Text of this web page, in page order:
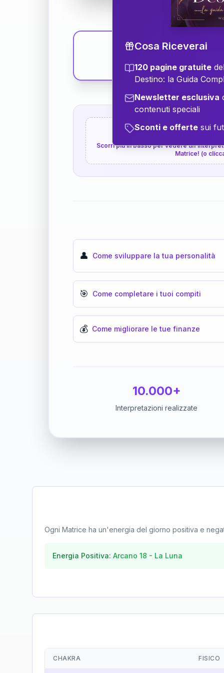
👇 P.S. Interpretazione
Scorri più in basso per vedere
Matrice! (o
👤 Come sviluppare la tua personalità
🎯 Come completare i tuoi compiti
💰 Come migliorare le tue finanze
10.000+
Interpretazioni realizzate
Ogni Matrice ha un'energia del giorno positiva e
Energia Positiva: Arcano 18 - La Luna
CHAKRA FISICO
Cosa Riceverai
120 pagine gratuite
Destino: la Guida
Newsletter esclusiva
contenuti speciali
Sconti e offerte sui